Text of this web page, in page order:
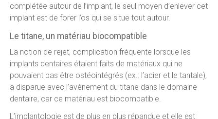
complétée autour de l’implant, le seul moyen d’enlever cet
implant est de forer l’os qui se situe tout autour.
Le titane, un matériau biocompatible
La notion de rejet, complication fréquente lorsque les
implants dentaires étaient faits de matériaux qui ne
pouvaient pas être ostéointégrés (ex.: l’acier et le tantale),
a disparue avec l’avènement du titane dans le domaine
dentaire, car ce matériau est biocompatible.
L’implantologie est de plus en plus répandue et elle est